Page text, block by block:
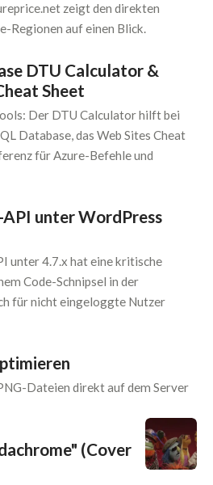
zeigt den direkten
Regionen auf einen Blick.
DTU Calculator &
Sheet
Der DTU Calculator hilft bei
Database, das Web Sites Cheat
für Azure-Befehle und
API unter WordPress
unter 4.7.x hat eine kritische
Code-Schnipsel in der
für nicht eingeloggte Nutzer
Dateien direkt auf dem Server
(Cover